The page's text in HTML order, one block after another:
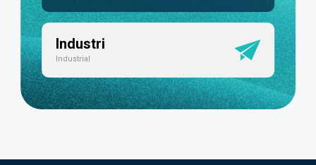
Industri
Industrial